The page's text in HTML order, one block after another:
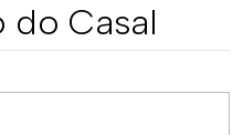
do Casal